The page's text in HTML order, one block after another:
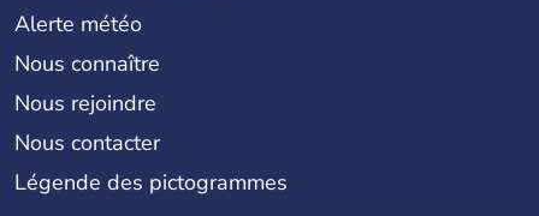
Alerte météo
Nous connaître
Nous rejoindre
Nous contacter
Légende des pictogrammes